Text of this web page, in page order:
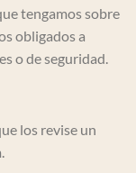
tengamos sobre
obligados a
o de seguridad.
los revise un